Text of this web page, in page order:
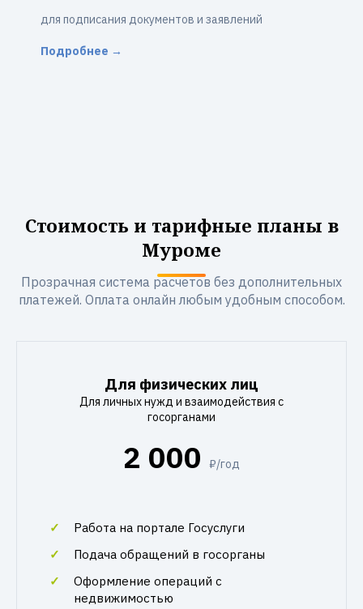
для подписания документов и заявлений
Подробнее →
Стоимость и тарифные планы в
Муроме
Прозрачная система расчетов без дополнительных
платежей. Оплата онлайн любым удобным способом.
Для физических лиц
Для личных нужд и взаимодействия с
госорганами
2 000 ₽/год
Работа на портале Госуслуги
Подача обращений в госорганы
Оформление операций с
недвижимостью